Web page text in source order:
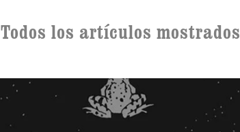
Todos los artículos mostrados